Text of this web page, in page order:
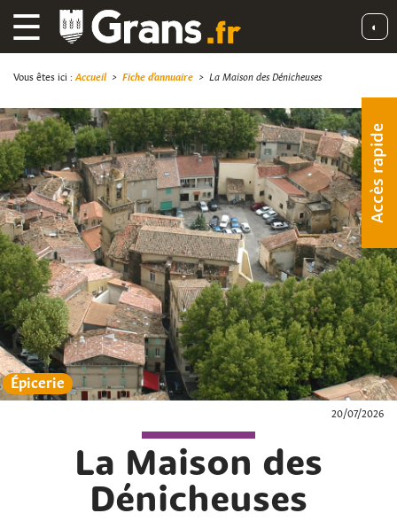
☰ ◐
Accès rapide
Vous êtes ici : Accueil> Fiche d'annuaire > La Maison des Dénicheuses
Épicerie
20/07/2026
La Maison des
Dénicheuses